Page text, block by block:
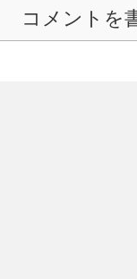
コメントを